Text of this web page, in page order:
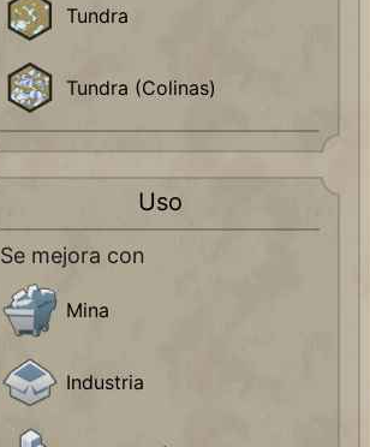
Tundra
Tundra (Colinas)
Uso
Se mejora con
Mina
Industria